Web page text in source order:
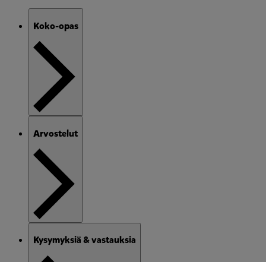
Koko-opas
Arvostelut
Kysymyksiä & vastauksia